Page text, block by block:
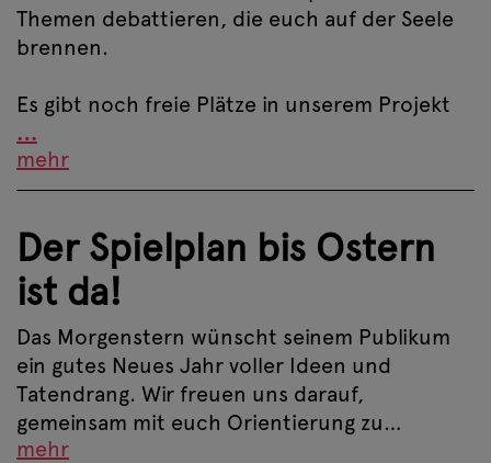
Themen debattieren, die euch auf der Seele
brennen.
Es gibt noch freie Plätze in unserem Projekt
…
mehr
Der Spielplan bis Ostern
ist da!
Das Morgenstern wünscht seinem Publikum
ein gutes Neues Jahr voller Ideen und
Tatendrang. Wir freuen uns darauf,
gemeinsam mit euch Orientierung zu…
mehr